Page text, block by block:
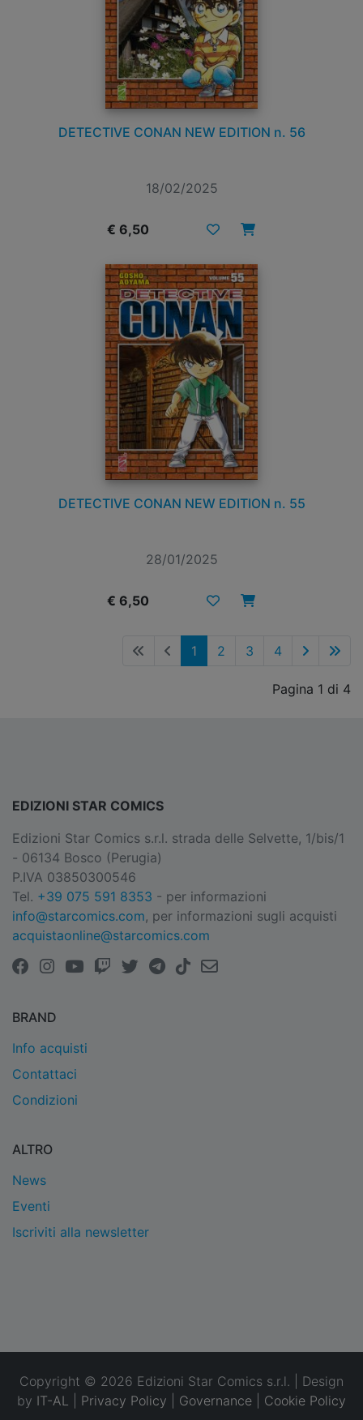
DETECTIVE CONAN NEW EDITION n. 56
18/02/2025
€ 6,50
DETECTIVE CONAN NEW EDITION n. 55
28/01/2025
€ 6,50
1 2 3 4
Pagina 1 di 4
EDIZIONI STAR COMICS
Edizioni Star Comics s.r.l. strada delle Selvette, 1/bis/1
- 06134 Bosco (Perugia)
P.IVA 03850300546
Tel. +39 075 591 8353 - per informazioni
info@starcomics.com, per informazioni sugli acquisti
acquistaonline@starcomics.com
BRAND
Info acquisti
Contattaci
Condizioni
ALTRO
News
Eventi
Iscriviti alla newsletter
Copyright © 2026 Edizioni Star Comics s.r.l. | Design
by IT-AL Privacy Policy Governance Cookie Policy